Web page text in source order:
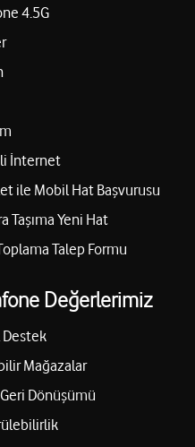
4.5G
İnternet
ile Mobil Hat Başvurusu
Taşıma Yeni Hat
Talep Formu
Değerlerimiz
Destek
Mağazalar
Dönüşümü